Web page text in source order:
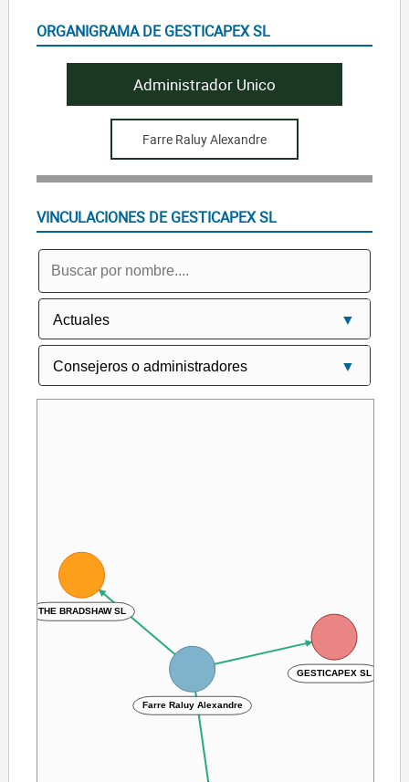
ORGANIGRAMA DE GESTICAPEX SL
Administrador Unico
Farre Raluy Alexandre
VINCULACIONES DE GESTICAPEX SL
GESTICAPEX SL
Farre Raluy Alexandre
THE BRADSHAW SL